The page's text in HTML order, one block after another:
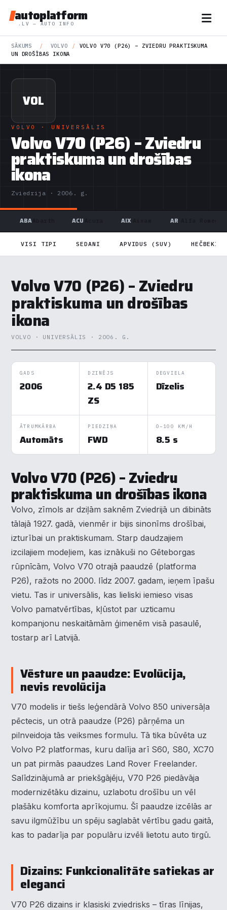
autoplatform
.LV — AUTO INFO
SĀKUMS / VOLVO /
VOLVO V70 (P26) – ZVIEDRU PRAKTISKUMA
UN DROŠĪBAS IKONA
VOL
VOLVO · UNIVERSĀLIS
Volvo V70 (P26) – Zviedru
praktiskuma un drošības
ikona
Zviedrija · 2006. g.
ABA ACU AIX AR
VISI TIPI SEDANI APVIDUS (SUV) HEČBEKI
Volvo V70 (P26) – Zviedru
praktiskuma un drošības
ikona
VOLVO · UNIVERSĀLIS · 2006. G.
GADS
2006
DZINĒJS
2.4 D5 185
ZS
DEGVIELA
Dīzelis
ĀTRUMKĀRBA
Automāts
PIEDZIŅA
FWD
0–100 KM/H
8.5 s
Volvo V70 (P26) – Zviedru
praktiskuma un drošības ikona
Volvo, zīmols ar dziļām saknēm Zviedrijā un dibināts
tālajā 1927. gadā, vienmēr ir bijis sinonīms drošībai,
izturībai un praktiskumam. Starp daudzajiem
izcilajiem modeļiem, kas iznākuši no Gēteborgas
rūpnīcām, Volvo V70 otrajā paaudzē (platforma
P26), ražots no 2000. līdz 2007. gadam, ieņem īpašu
vietu. Tas ir universālis, kas lieliski iemieso visas
Volvo pamatvērtības, kļūstot par uzticamu
kompanjonu neskaitāmām ģimenēm visā pasaulē,
tostarp arī Latvijā.
Vēsture un paaudze: Evolūcija,
nevis revolūcija
V70 modelis ir tiešs leģendārā Volvo 850 universāļa
pēctecis, un otrā paaudze (P26) pārņēma un
pilnveidoja tās veiksmes formulu. Tā tika būvēta uz
Volvo P2 platformas, kuru dalīja arī S60, S80, XC70
un pat pirmās paaudzes Land Rover Freelander.
Salīdzinājumā ar priekšgājēju, V70 P26 piedāvāja
modernizētāku dizainu, uzlabotu drošību un vēl
plašāku komforta aprīkojumu. Šī paaudze izcēlās ar
savu ilgmūžību un spēju saglabāt vērtību gadu gaitā,
kas to padarīja par populāru izvēli lietotu auto tirgū.
Dizains: Funkcionalitāte satiekas ar
eleganci
V70 P26 dizains ir klasiski zviedrisks – tīras līnijas,